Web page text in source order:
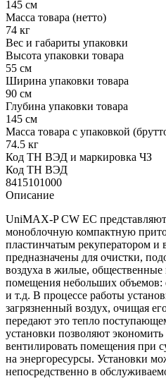
145 см
Масса товара (нетто)
74 кг
Вес и габариты упаковки
Высота упаковки товара
55 см
Ширина упаковки товара
90 см
Глубина упаковки товара
145 см
Масса товара с упаковкой
74.5 кг
Код ТН ВЭД и маркировка ЧЗ
Код ТН ВЭД
8415101000
Описание
UniMAX-P СW EC
моноблочную компактную
пластинчатым рекуператором
предназначены для очистки,
воздуха в жилые, общественные
помещения небольших
и т.д. В процессе работы
загрязненный воздух, очищая
передают это тепло
установки позволяют
вентилировать помещения при
на энергоресурсы. Установки
непосредственно в